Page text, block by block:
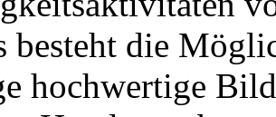
besteht die
hochwertige